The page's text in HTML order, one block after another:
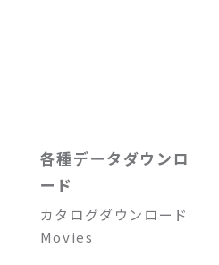
各種データダウンロ
ード
カタログダウンロード
Movies